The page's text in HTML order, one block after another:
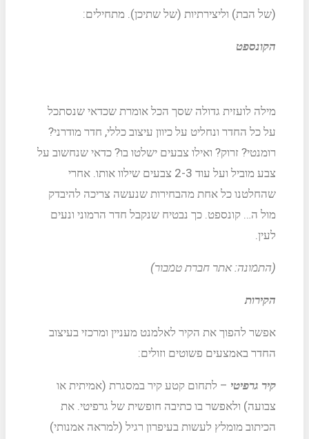
(של הבת) וליצירתיות (של שתיכן). מתחילים:
הקונספט
מילה לועזית גדולה שסך הכל אומרת שכדאי שנסתכל
על כל החדר ונחליט על כיוון עיצוב כללי, חדר מודרני?
רומנטי? זרוק? ואילו צבעים ישלטו בו? כדאי שנחשוב על
צבע מוביל ועל עוד 2-3 צבעים שילוו אותו. אחרי
שהחלטנו כל אחת מהבחירות שנעשה צריכה להיבדק
מול ה… קונספט. כך נבטיח שנקבל חדר הרמוני ונעים
לעין.
(התמונה: אתר חברת טמבור)
הקירות
אפשר להפוך את הקיר לאלמנט מעניין ומרכזי בעיצוב
החדר באמצעים פשוטים וזולים:
קיר גרפיטי – לתחום קטע קיר במסגרת (אמיתית או
צבועה) ולאפשר בו כתיבה חופשית של גרפיטי. את
הכיתוב מומלץ לעשות בעיפרון רגיל (למראה אמנותי)